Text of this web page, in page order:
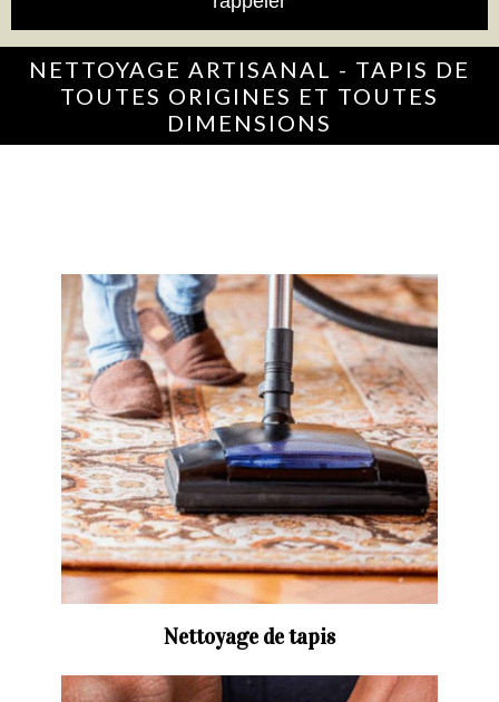
NETTOYAGE ARTISANAL - TAPIS DE
TOUTES ORIGINES ET TOUTES
DIMENSIONS
Nettoyage de tapis